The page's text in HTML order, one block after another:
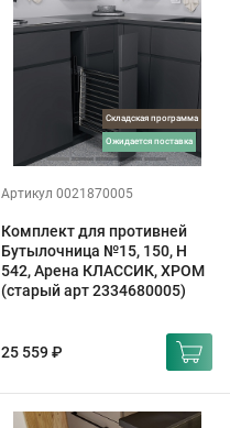
Складская программа
ожидается поставка
Артикул 0021870005
Комплект для противней
Бутылочница №15, 150, H
542, Арена КЛАССИК, ХРОМ
(старый арт 2334680005)
25 559 ₽